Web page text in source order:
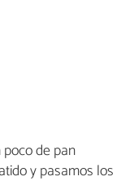
de pan
y pasamos los